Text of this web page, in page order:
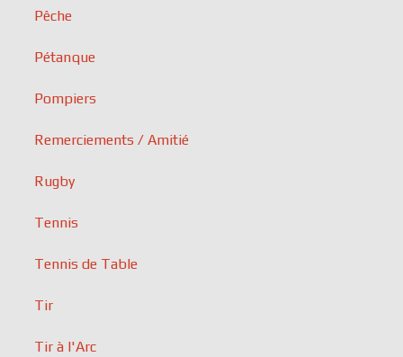
Pêche
Pétanque
Pompiers
Remerciements / Amitié
Rugby
Tennis
Tennis de Table
Tir
Tir à l'Arc